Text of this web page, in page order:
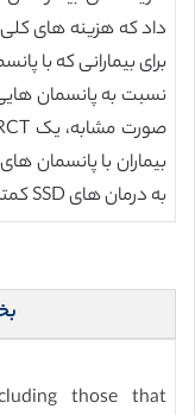
داد که هزینه های
برای بیمارانی که با
بیماران با پانسمان
به درمان های SSD کمتر می باشد.
those that